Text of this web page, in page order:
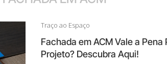
Traço ao Espaço
Fachada em ACM Vale a Pena
Projeto? Descubra Aqui!